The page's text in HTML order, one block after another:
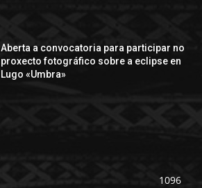
Aberta a convocatoria para participar no
proxecto fotográfico sobre a eclipse en
Lugo «Umbra»
1096